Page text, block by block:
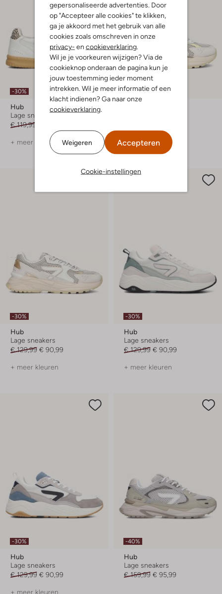
gepersonaliseerde advertenties. Door
op "Accepteer alle cookies" te klikken,
ga je akkoord met het gebruik van alle
cookies zoals omschreven in onze
privacy- en cookieverklaring.
Wil je je voorkeuren wijzigen? Via de
cookieknop onderaan de pagina kun je
jouw toestemming ieder moment
intrekken. Wil je meer informatie of een
klacht indienen? Ga naar onze
cookieverklaring.
Weigeren Accepteren
Cookie-instellingen
-30%
Hub
Lage sneakers
€ 119,99
+ meer kleuren
-30%
+ meer kleuren
-30%
Hub
Lage sneakers
€ 129,99 € 90,99
+ meer kleuren
-30%
Hub
Lage sneakers
€ 129,99 € 90,99
+ meer kleuren
-30%
Hub
Lage sneakers
€ 129,99 € 90,99
+ meer kleuren
-40%
Hub
Lage sneakers
€ 159,99 € 95,99